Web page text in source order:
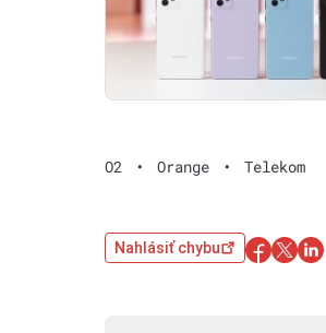
O2 • Orange • Telekom
Nahlásiť chybu